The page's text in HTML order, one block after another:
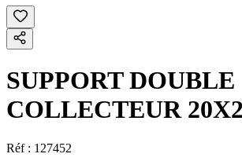
SUPPORT DOUBLE
COLLECTEUR
Réf : 127452